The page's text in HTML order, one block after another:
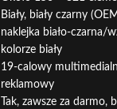
Biały, biały czarny
naklejka biało-czarna/
kolorze biały
19-calowy
reklamowy
Tak, zawsze za darmo,